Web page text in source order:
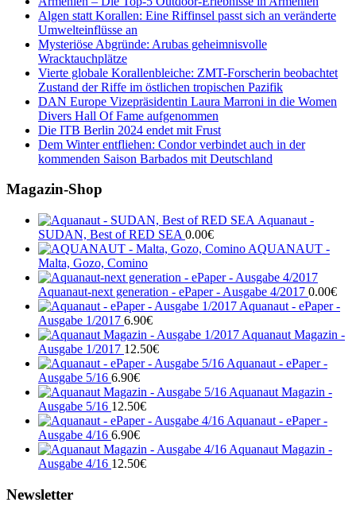
Algen statt Korallen: Eine Riffinsel passt sich an veränderte
Umwelteinflüsse an
Mysteriöse Abgründe: Arubas geheimnisvolle
Wracktauchplätze
Vierte globale Korallenbleiche: ZMT-Forscherin beobachtet
Zustand der Riffe im östlichen tropischen Pazifik
DAN Europe Vizepräsidentin Laura Marroni in die Women
Divers Hall Of Fame aufgenommen
Die ITB Berlin 2024 endet mit Frust
Dem Winter entfliehen: Condor verbindet auch in der
kommenden Saison Barbados mit Deutschland
Magazin-Shop
Aquanaut -
SUDAN, Best of RED SEA 0.00€
AQUANAUT -
Malta, Gozo, Comino
Aquanaut-next generation - ePaper - Ausgabe 4/2017 0.00€
Aquanaut - ePaper -
Ausgabe 1/2017 6.90€
Aquanaut Magazin -
Ausgabe 1/2017 12.50€
Aquanaut - ePaper -
Ausgabe 5/16 6.90€
Aquanaut Magazin -
Ausgabe 5/16 12.50€
Aquanaut - ePaper -
Ausgabe 4/16 6.90€
Aquanaut Magazin -
Ausgabe 4/16 12.50€
Newsletter